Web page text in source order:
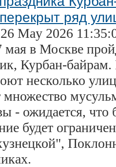
ряд
May 2026
мая в Москве
Курбан-байрам.
несколько
множество
- ожидается, что
будет